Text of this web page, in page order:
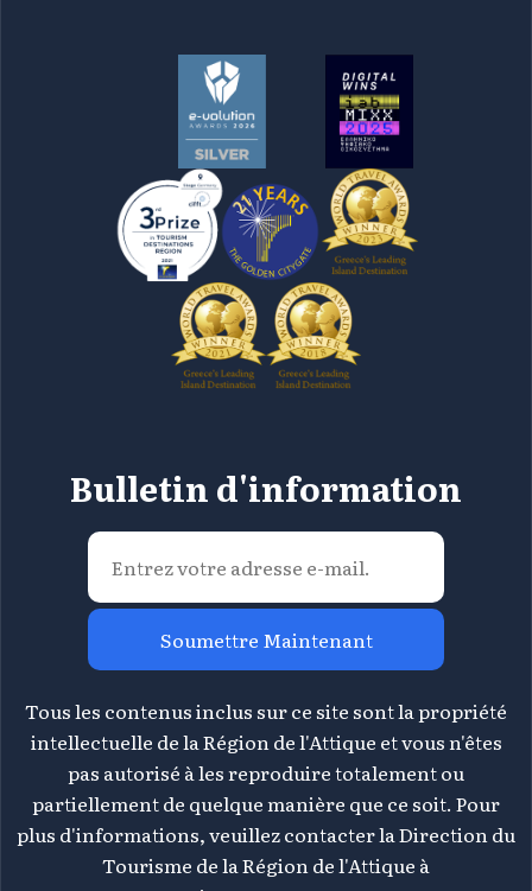
Bulletin d'information
Soumettre Maintenant
Tous les contenus inclus sur ce site sont la propriété
intellectuelle de la Région de l'Attique et vous n'êtes
pas autorisé à les reproduire totalement ou
partiellement de quelque manière que ce soit. Pour
plus d'informations, veuillez contacter la Direction du
Tourisme de la Région de l'Attique à